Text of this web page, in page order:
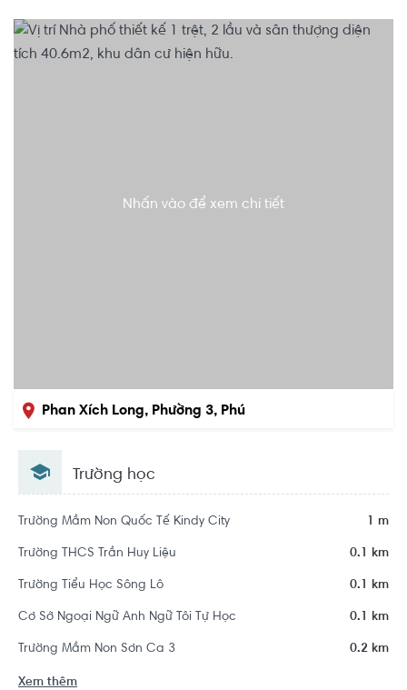
Nhấn vào để xem chi tiết
Phan Xích Long, Phường 3, Phú
Trường học
Trường Mầm Non Quốc Tế Kindy City 1 m
Trường THCS Trần Huy Liệu 0.1 km
Trường Tiểu Học Sông Lô 0.1 km
Cơ Sở Ngoại Ngữ Anh Ngữ Tôi Tự Học 0.1 km
Trường Mầm Non Sơn Ca 3 0.2 km
Xem thêm